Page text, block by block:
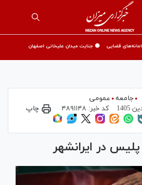
قضایی 🟡 جنایت میدان علیخانی اصفهان
جامعه
عمومی
کد خبر: ۴۸۹۱۱۴۸ چاپ
در ایرانشهر